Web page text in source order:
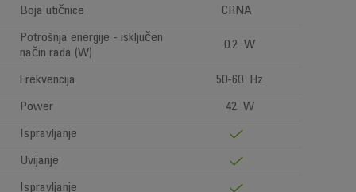
Boja utičnice
CRNA
Potrošnja energije - isključen
način rada (W)
0.2 W
Frekvencija 50-60 Hz
Power 42 W
Ispravljanje
Uvijanje
Ispravljanje